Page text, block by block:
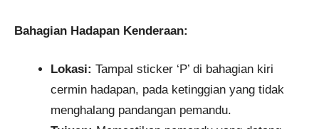
Bahagian Hadapan Kenderaan:
Lokasi: Tampal sticker ‘P’ di bahagian kiri
cermin hadapan, pada ketinggian yang tidak
menghalang pandangan pemandu.